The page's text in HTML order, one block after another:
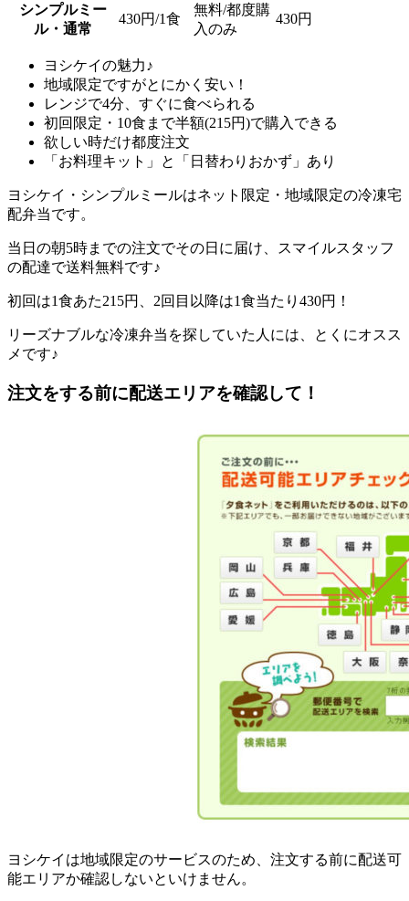
シンプルミー
ル・通常
430円/1食
無料/都度購
入のみ
430円
ヨシケイの魅力♪
地域限定ですがとにかく安い！
レンジで4分、すぐに食べられる
初回限定・10食まで半額(215円)で購入できる
欲しい時だけ都度注文
「お料理キット」と「日替わりおかず」あり
ヨシケイ・シンプルミールはネット限定・地域限定の冷凍宅
配弁当です。
当日の朝5時までの注文でその日に届け、スマイルスタッフ
の配達で送料無料です♪
初回は1食あた215円、2回目以降は1食当たり430円！
リーズナブルな冷凍弁当を探していた人には、とくにオスス
メです♪
注文をする前に配送エリアを確認して！
ヨシケイは地域限定のサービスのため、注文する前に配送可
能エリアか確認しないといけません。